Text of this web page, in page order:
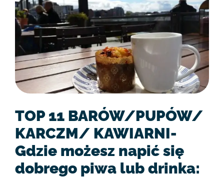
TOP 11 BARÓW/PUPÓW/
KARCZM/ KAWIARNI-
Gdzie możesz napić się
dobrego piwa lub drinka: